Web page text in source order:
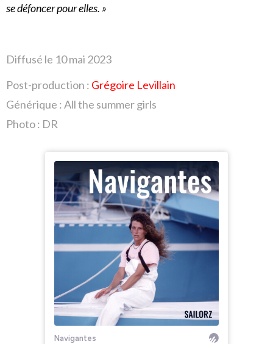
se défoncer pour elles. »
Diffusé le 10mai 2023
Post-production : Grégoire Levillain
Générique : All the summer girls
Photo : DR